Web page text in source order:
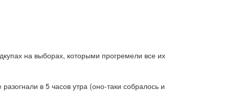
на выборах, которыми прогремели все их
в 5 часов утра (оно-таки собралось и